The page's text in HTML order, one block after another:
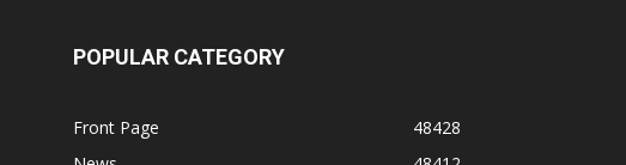
POPULAR CATEGORY
Front Page
48428